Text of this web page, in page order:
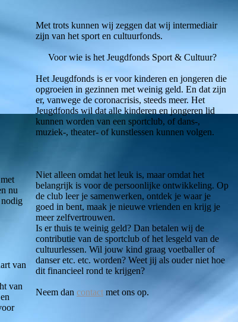
nu
nodig
van
van
Met trots kunnen wij zeggen dat wij intermediair
zijn van het sport en cultuurfonds.
Voor wie is het Jeugdfonds Sport & Cultuur?
Het Jeugdfonds is er voor kinderen en jongeren die
opgroeien in gezinnen met weinig geld. En dat zijn
er, vanwege de coronacrisis, steeds meer. Het
Jeugdfonds wil dat alle kinderen en jongeren lid
kunnen worden van een sportclub, of dans-,
muziek-, theater- of kunstlessen kunnen volgen.
Niet alleen omdat het leuk is, maar omdat het
belangrijk is voor de persoonlijke ontwikkeling. Op
de club leer je samenwerken, ontdek je waar je
goed in bent, maak je nieuwe vrienden en krijg je
meer zelfvertrouwen.
Is er thuis te weinig geld? Dan betalen wij de
contributie van de sportclub of het lesgeld van de
cultuurlessen. Wil jouw kind graag voetballer of
danser etc. etc. worden? Weet jij als ouder niet hoe
dit financieel rond te krijgen?
Neem dan contact met ons op.